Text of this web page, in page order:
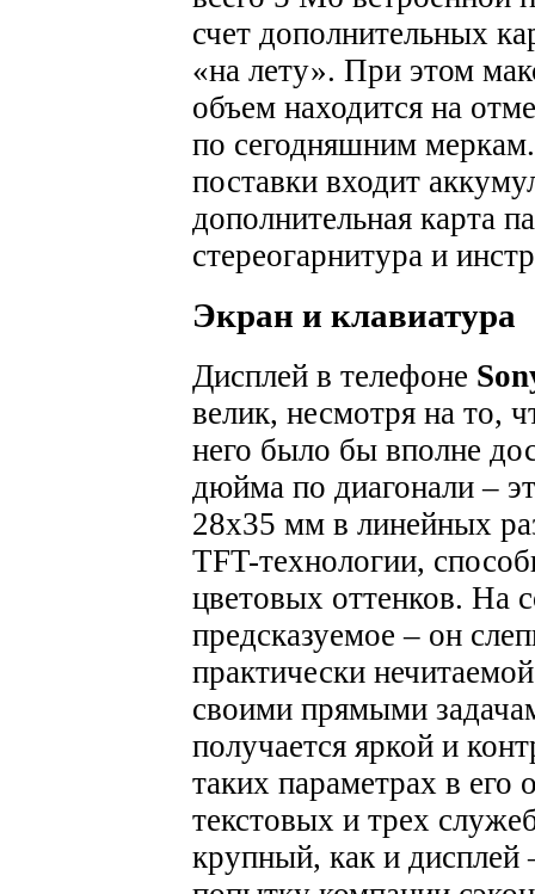
счет дополнительных
«на лету». При этом
объем находится на
по сегодняшним
поставки входит
дополнительная карта
стереогарнитура и
Экран и клавиатура
Дисплей в телефоне
велик, несмотря на то,
него было бы вполне
дюйма по диагонали –
28х35 мм в линейных
TFT-технологии,
цветовых оттенков. На
предсказуемое – он
практически
своими прямыми
получается яркой и
таких параметрах в его
текстовых и трех
крупный, как и дисплей